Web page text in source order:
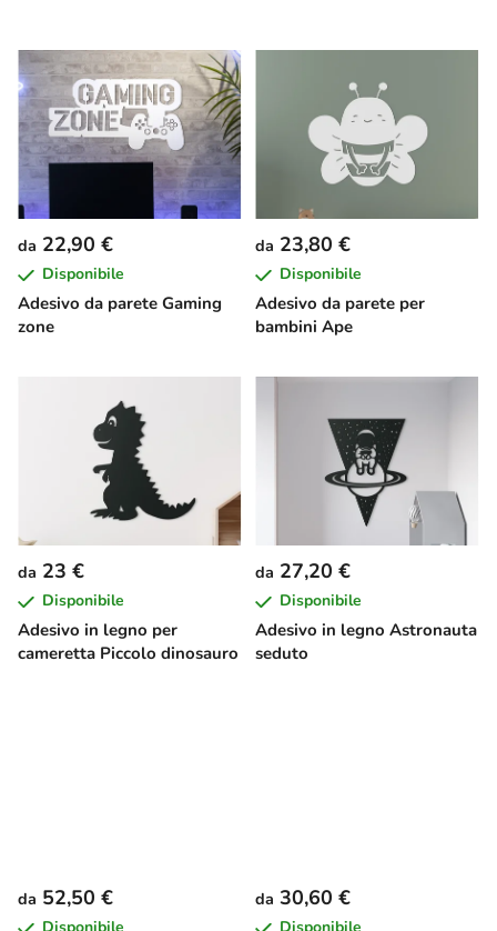
Adesivo da parete Gaming
zone
da 22,90 €
Disponibile
Adesivo da parete per
bambini Ape
da 23,80 €
Disponibile
Adesivo in legno per
cameretta Piccolo dinosauro
da 23 €
Disponibile
Adesivo in legno Astronauta
seduto
da 27,20 €
Disponibile
da 52,50 € da 30,60 €